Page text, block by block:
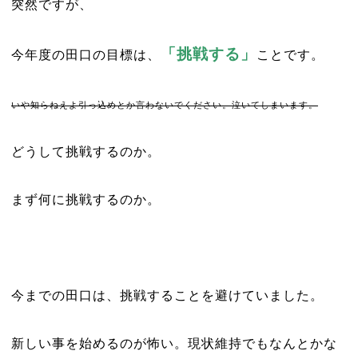
突然ですが、
今年度の田口の目標は、 「挑戦する」 ことです。
いや知らねえよ引っ込めとか言わないでください。泣いてしまいます。
どうして挑戦するのか。
まず何に挑戦するのか。
今までの田口は、挑戦することを避けていました。
新しい事を始めるのが怖い。現状維持でもなんとかな